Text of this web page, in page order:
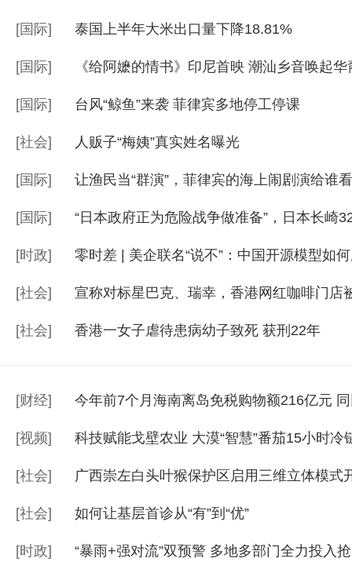
[国际] 泰国上半年大米出口量下降18.81%
[国际] 《给阿嬷的情书》印尼首映 潮汕乡音唤起
[国际] 台风“鲸鱼”来袭 菲律宾多地停工停课
[社会] 人贩子“梅姨”真实姓名曝光
[国际] 让渔民当“群演”，菲律宾的海上闹剧演给谁看
[国际] “日本政府正为危险战争做准备”，日本长崎
[时政] 零时差 | 美企联名“说不”：中国开源模型如
[社会] 宣称对标星巴克、瑞幸，香港网红咖啡门店
[社会] 香港一女子虐待患病幼子致死 获刑22年
[财经] 今年前7个月海南离岛免税购物额216亿元
[视频] 科技赋能戈壁农业 大漠“智慧”番茄15小时冷
[社会] 广西崇左白头叶猴保护区启用三维立体模式
[社会] 如何让基层首诊从“有”到“优”
[时政] “暴雨+强对流”双预警 多地多部门全力投入